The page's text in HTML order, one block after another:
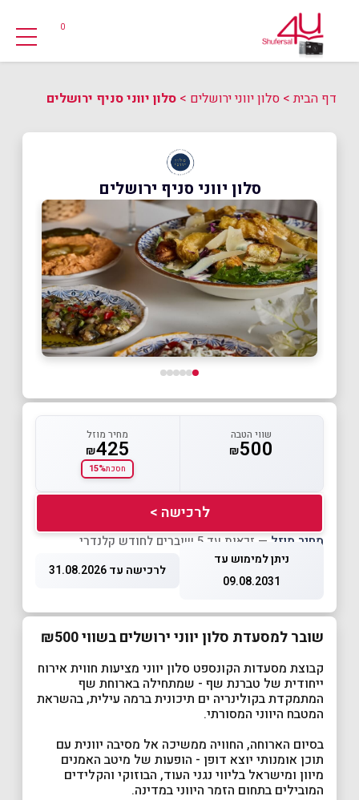
0
דף הבית> סלון יווני ירושלים > סלון יווני סניף ירושלים
סלון יווני סניף ירושלים
שווי הטבה
₪500
מחיר מוזל
₪425
חסכת15%
לרכישה >
מחיר מוזל — זכאות עד 5 שוברים לחודש קלנדרי
ניתן למימוש עד
09.08.2031
לרכישה עד 31.08.2026
שובר למסעדת סלון יווני ירושלים בשווי ₪500
קבוצת מסעדות הקונספט סלון יווני מציעות חווית אירוח
ייחודית של טברנת שף - שמתחילה בארוחת שף
המתמקדת בקולינריה ים תיכונית ברמה עילית, בהשראת
המטבח היווני המסורתי.
בסיום הארוחה, החוויה ממשיכה אל מסיבה יוונית עם
תוכן אומנותי יוצא דופן - הופעות של מיטב האמנים
מיוון ומישראל בליווי נגני העוד, הבוזוקי והקלידים
המובילים בתחום הזמר היווני במדינה.